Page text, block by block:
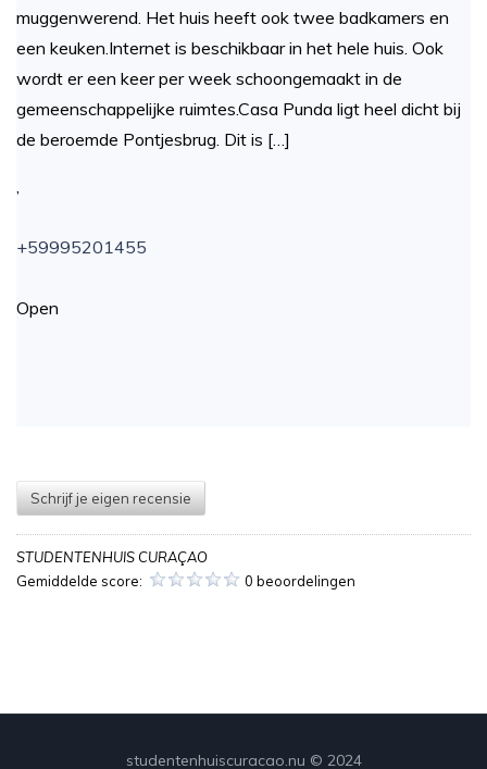
muggenwerend. Het huis heeft ook twee badkamers en
een keuken.Internet is beschikbaar in het hele huis. Ook
wordt er een keer per week schoongemaakt in de
gemeenschappelijke ruimtes.Casa Punda ligt heel dicht bij
de beroemde Pontjesbrug. Dit is […]
,
+59995201455
Open
Schrijf je eigen recensie
STUDENTENHUIS CURAÇAO
Gemiddelde score:
0 beoordelingen
studentenhuiscuracao.nu © 2024